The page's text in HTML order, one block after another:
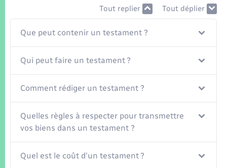
Seniors
Transports
Voirie et espace public
Tout replier Tout déplier
Que peut contenir un testament ?
Qui peut faire un testament ?
Comment rédiger un testament ?
Quelles règles à respecter pour transmettre
vos biens dans un testament ?
Quel est le coût d'un testament ?